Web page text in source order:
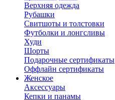
Верхняя одежда
Рубашки
Свитшоты и толстовки
Футболки и лонгсливы
Худи
Шорты
Подарочные сертификаты
Оффлайн сертификаты
Женское
Аксессуары
Кепки и панамы